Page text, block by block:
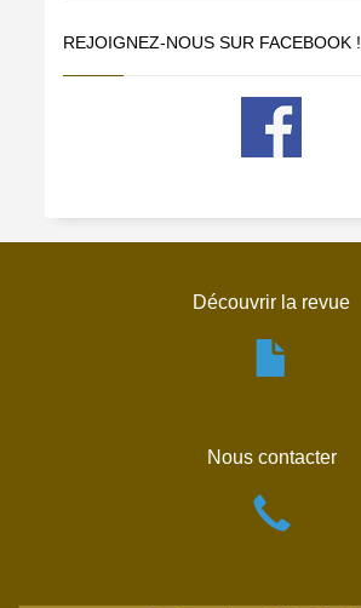
REJOIGNEZ-NOUS SUR FACEBOOK !
Découvrir la revue
Nous contacter